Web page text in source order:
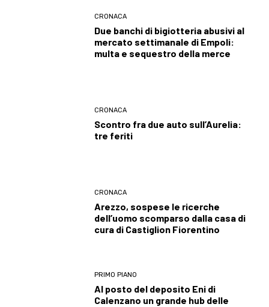
CRONACA
Due banchi di bigiotteria abusivi al
mercato settimanale di Empoli:
multa e sequestro della merce
CRONACA
Scontro fra due auto sull’Aurelia:
tre feriti
CRONACA
Arezzo, sospese le ricerche
dell’uomo scomparso dalla casa di
cura di Castiglion Fiorentino
PRIMO PIANO
Al posto del deposito Eni di
Calenzano un grande hub delle